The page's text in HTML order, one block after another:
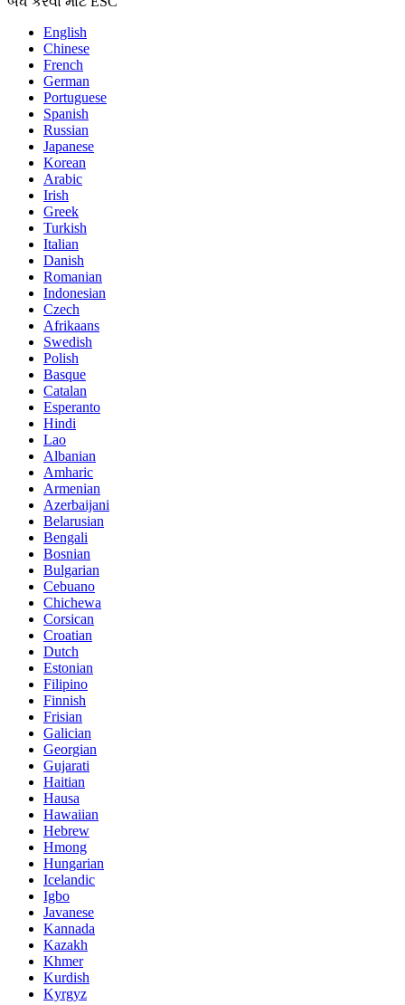
English
Chinese
French
German
Portuguese
Spanish
Russian
Japanese
Korean
Arabic
Irish
Greek
Turkish
Italian
Danish
Romanian
Indonesian
Czech
Afrikaans
Swedish
Polish
Basque
Catalan
Esperanto
Hindi
Lao
Albanian
Amharic
Armenian
Azerbaijani
Belarusian
Bengali
Bosnian
Bulgarian
Cebuano
Chichewa
Corsican
Croatian
Dutch
Estonian
Filipino
Finnish
Frisian
Galician
Georgian
Gujarati
Haitian
Hausa
Hawaiian
Hebrew
Hmong
Hungarian
Icelandic
Igbo
Javanese
Kannada
Kazakh
Khmer
Kurdish
Kyrgyz